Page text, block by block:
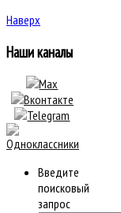
Наверх
Наши каналы
Введите
поисковый
запрос